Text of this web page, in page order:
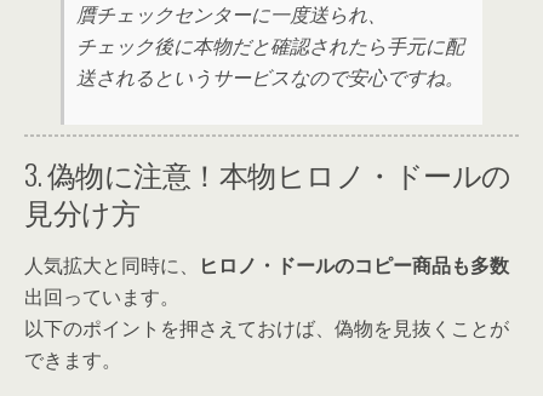
贋チェックセンターに一度送られ、
チェック後に本物だと確認されたら手元に配
送されるというサービスなので安心ですね。
3. 偽物に注意！本物ヒロノ・ドールの
見分け方
人気拡大と同時に、
ヒロノ・ドールのコピー商品も多数
出回っています。
以下のポイントを押さえておけば、偽物を見抜くことが
できます。